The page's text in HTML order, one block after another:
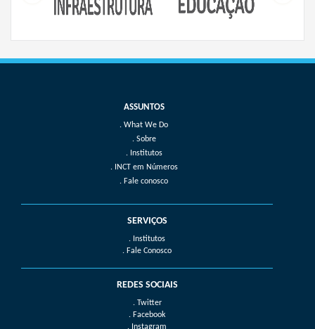
What We Do
Sobre
Institutos
INCT em Números
Fale conosco
SERVIÇOS
. Institutos
. Fale Conosco
REDES SOCIAIS
. Twitter
. Facebook
. Instagram